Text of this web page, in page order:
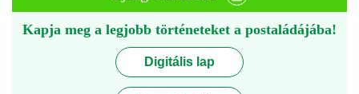
Kapja meg a legjobb történeteket a postaládájába!
Digitális lap